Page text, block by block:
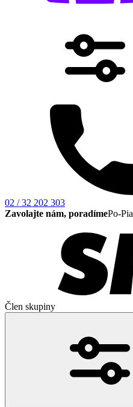
02 / 32 202 303
Zavolajte nám, poradímePo-Pia
Člen skupiny